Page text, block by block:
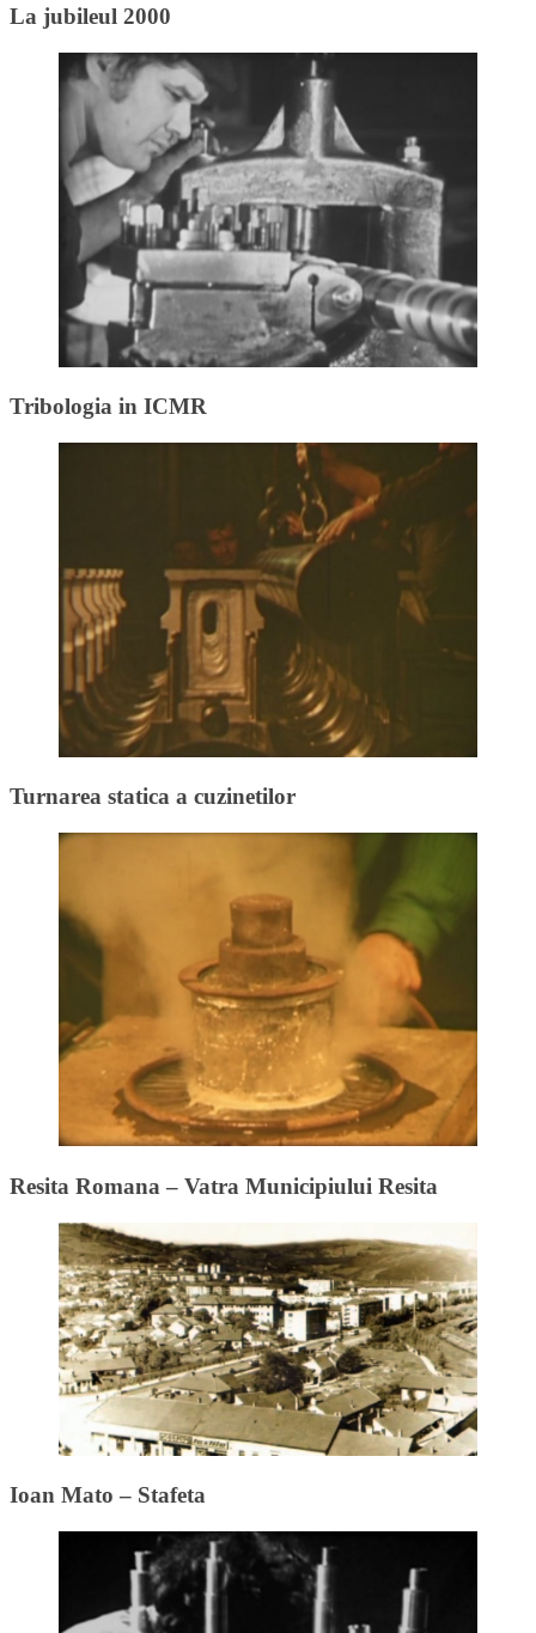
La jubileul 2000
Tribologia in ICMR
Turnarea statica a cuzinetilor
Resita Romana – Vatra Municipiului Resita
Ioan Mato – Stafeta